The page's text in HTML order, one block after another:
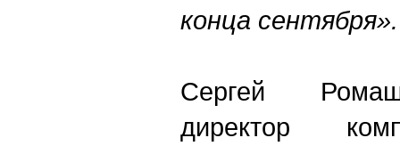
конца
Сергей
директор